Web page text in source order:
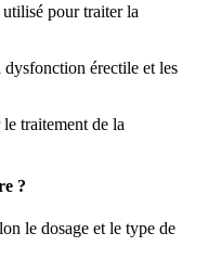
pour traiter la
érectile et les
traitement de la
?
le dosage et le type de